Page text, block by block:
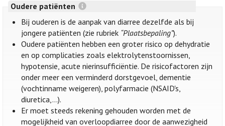
Oudere patiënten
Bij ouderen is de aanpak van diarree dezelfde als bij
jongere patiënten (zie rubriek “Plaatsbepaling”).
Oudere patiënten hebben een groter risico op dehydratie
en op complicaties zoals elektrolytenstoornissen,
hypotensie, acute nierinsufficiëntie. De risicofactoren zijn
onder meer een verminderd dorstgevoel, dementie
(vochtinname weigeren), polyfarmacie (NSAID's,
diuretica,...).
Er moet steeds rekening gehouden worden met de
mogelijkheid van overloopdiarree door de aanwezigheid